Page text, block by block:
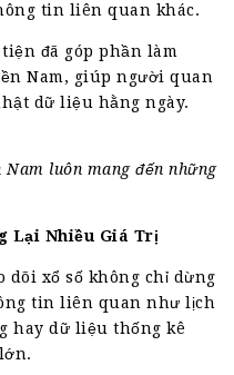
tin liên quan khác.
đã góp phần làm
Nam, giúp người quan
dữ liệu hằng ngày.
luôn mang đến những
Lại Nhiều Giá Trị
xổ số không chỉ dừng
tin liên quan như lịch
hay dữ liệu thống kê